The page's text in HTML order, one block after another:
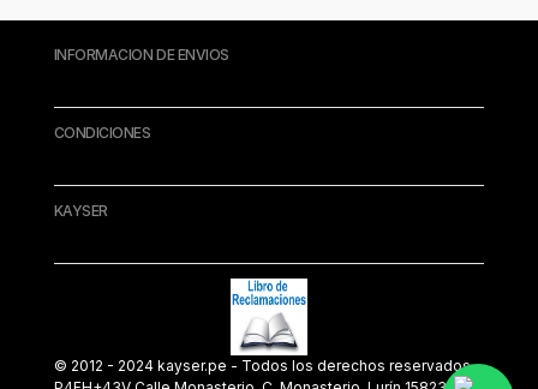
INFORMACION DE ENVIOS
CONDICIONES
KAYSER
© 2012 - 2024 kayser.pe - Todos los derechos reservados.